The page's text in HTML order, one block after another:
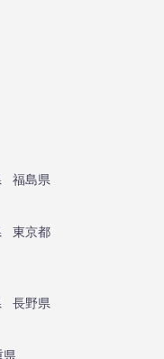
福島県
東京都
長野県
県